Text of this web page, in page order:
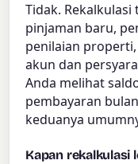
Tidak.
pinjaman baru,
penilaian
akun dan
Anda melihat
pembayaran
keduanya
Kapan rekalkulasi